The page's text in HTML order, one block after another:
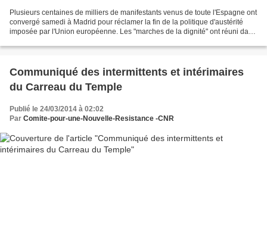
Plusieurs centaines de milliers de manifestants venus de toute l'Espagne ont
convergé samedi à Madrid pour réclamer la fin de la politique d'austérité
imposée par l'Union européenne. Les "marches de la dignité" ont réuni dans
Communiqué des intermittents et intérimaires
du Carreau du Temple
Publié le 24/03/2014 à 02:02
Par Comite-pour-une-Nouvelle-Resistance -CNR